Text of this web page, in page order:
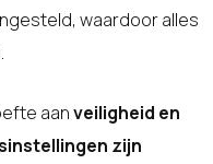
waardoor alles
aanveiligheid en
zijn